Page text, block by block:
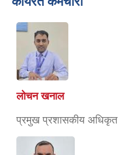
लोचन खनाल
प्रमुख प्रशासकीय अधिकृत